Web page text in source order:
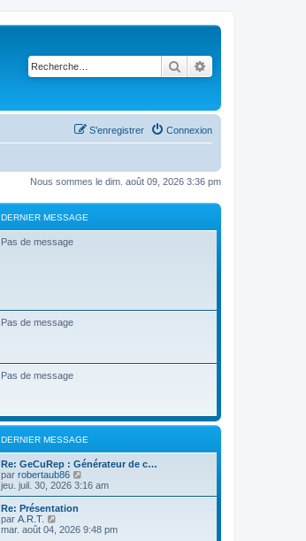
Rechercher
Connexion
S’enregistrer
Nous sommes le dim. août 09, 2026 3:36 pm
DERNIER MESSAGE
Pas de message
Pas de message
Pas de message
DERNIER MESSAGE
Re: GeCuRep : Générateur de c…
par robertaub86
o
i
e
jeu. juil. 30, 2026 3:16 am
Re: Présentation
par A.R.T.
o
mar. août 04, 2026 9:48 pm